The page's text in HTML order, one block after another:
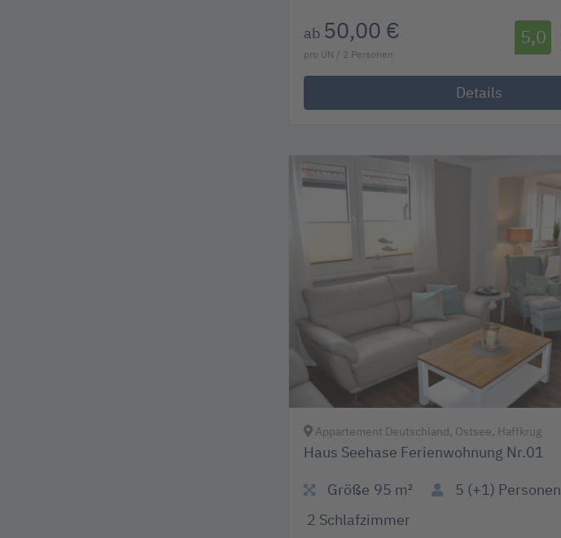
ab 50,00 €
pro ÜN / 2 Personen
5,0
Details
Appartement Deutschland, Ostsee, Haffkrug
Haus Seehase Ferienwohnung Nr.01
95 m²
Größe 5 (+1) Personen
2 Schlafzimmer